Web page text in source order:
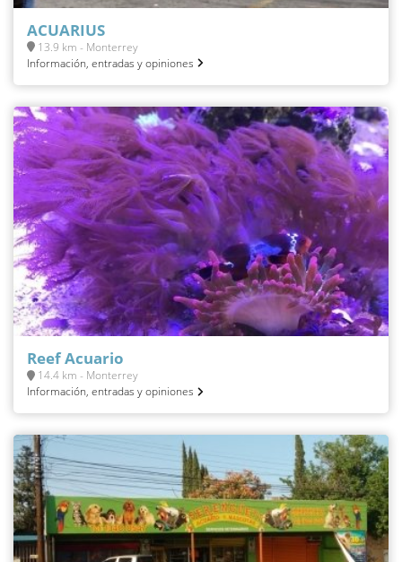
ACUARIUS
13.9 km - Monterrey
Información, entradas y opiniones
Reef Acuario
14.4 km - Monterrey
Información, entradas y opiniones